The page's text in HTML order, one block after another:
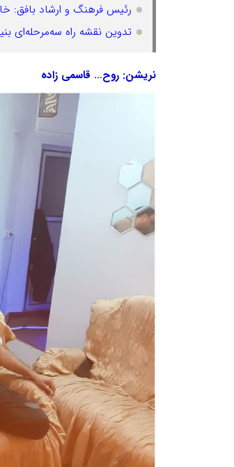
رئیس فرهنگ و ارشاد بافق:
تدوین نقشه راه سه‌مرحله‌ای
نریشن: روح… قاسمی زاده